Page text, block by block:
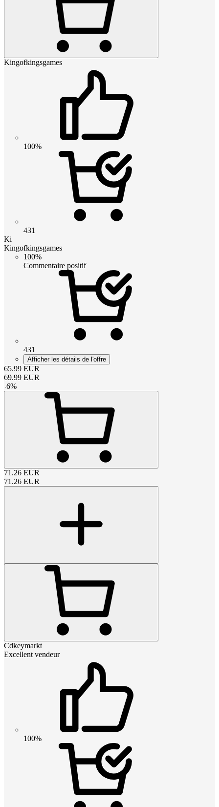
Kingofkingsgames
100%
431
Ki
Kingofkingsgames
100%
Commentaire positif
431
Afficher les détails de l'offre
65.99 EUR
69.99 EUR
-6%
71.26 EUR
71.26 EUR
Cdkeymarkt
Excellent vendeur
100%